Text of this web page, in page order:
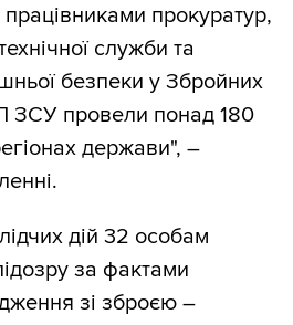
прокуратур,
служби та
безпеки у Збройних
ЗСУ провели понад 180
держави", –
дій 32 особам
за фактами
зі зброєю –